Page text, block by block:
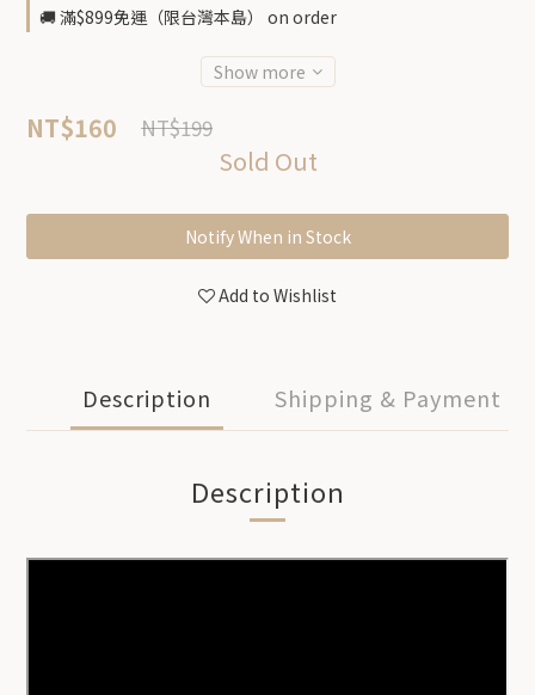
🚚 滿$899免運（限台灣本島） on order
Show more
NT$160 NT$199
Sold Out
Notify When in Stock
Add to Wishlist
Description Shipping & Payment
Description